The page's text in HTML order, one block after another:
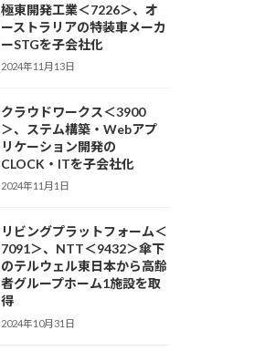
極東開発工業＜7226＞、オ
ーストラリアの特装車メーカ
ーSTGを子会社化
2024年11月13日
クラウドワークス＜3900
＞、ステム構築・Webアプ
リケーション開発の
CLOCK・ITを子会社化
2024年11月1日
リビングプラットフォーム＜
7091＞、NTT＜9432＞傘下
のテルウェル東日本から高齢
者グループホーム1施設を取
得
2024年10月31日